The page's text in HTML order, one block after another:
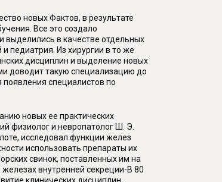
новых Фактов, в результате
Все это создало
выделились в качестве отдельных
педиатрия. Из хирургии в то же
дисциплин и выделение новых
доводит такую специализацию до
появления специалистов по
новых ее практических
физиолог и невропатолог Ш. Э.
исследовал функции желез
использовать препараты их
свинок, поставленных им на
внутренней секреции-В 80
клинических дисциплин.